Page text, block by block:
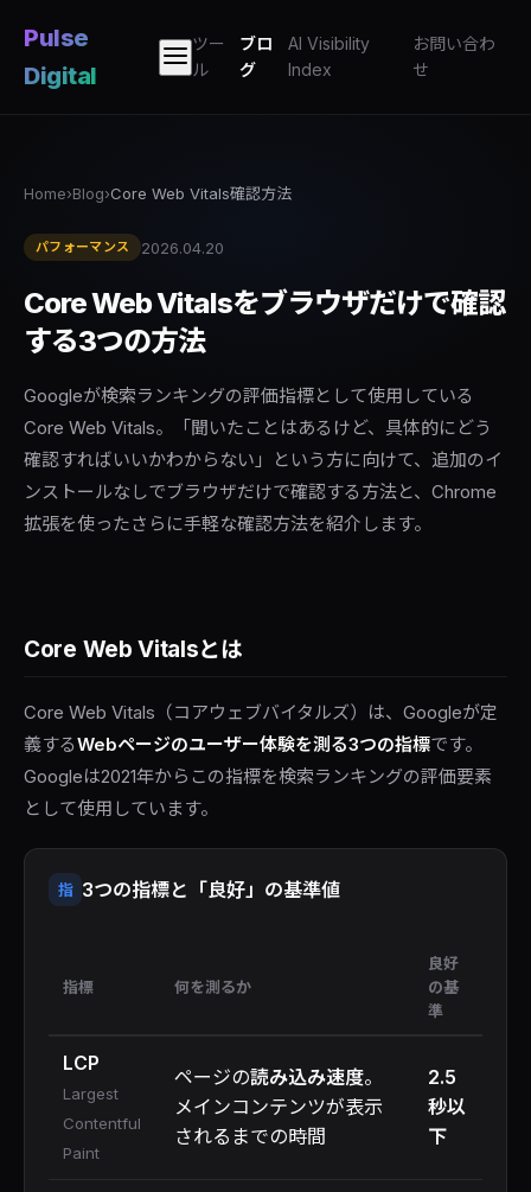
Pulse
Digital
ツー
ル
ブロ
グ
AI Visibility
Index
お問い合わ
せ
Home›Blog›Core Web Vitals確認方法
パフォーマンス 2026.04.20
Core Web Vitalsをブラウザだけで確認
する3つの方法
Googleが検索ランキングの評価指標として使用している
Core Web Vitals。「聞いたことはあるけど、具体的にどう
確認すればいいかわからない」という方に向けて、追加のイ
ンストールなしでブラウザだけで確認する方法と、Chrome
拡張を使ったさらに手軽な確認方法を紹介します。
Core Web Vitalsとは
Core Web Vitals（コアウェブバイタルズ）は、Googleが定
義するWebページのユーザー体験を測る3つの指標です。
Googleは2021年からこの指標を検索ランキングの評価要素
として使用しています。
指 3つの指標と「良好」の基準値
指標 何を測るか
良好
の基
準
LCP
Largest
Contentful
Paint
ページの読み込み速度。
メインコンテンツが表示
されるまでの時間
2.5
秒以
下